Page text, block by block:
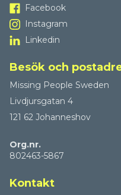
Facebook
Instagram
Linkedin
Besök och
Missing People Sweden
Livdjursgatan 4
121 62 Johanneshov
Org.nr.
802463-5867
Kontakt